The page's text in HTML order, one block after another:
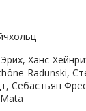
Ханс-
Radunski,
Себастьян